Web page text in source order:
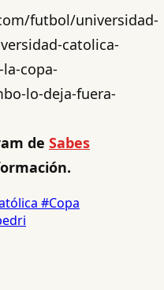
futbol/universidad-
catolica-
copa-
lo-deja-fuera-
de Sabes
#Copa